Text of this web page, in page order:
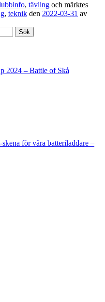
, tävling och märktes
, teknik den 2022-03-31 av
2024 – Battle of Skå
för våra batteriladdare –